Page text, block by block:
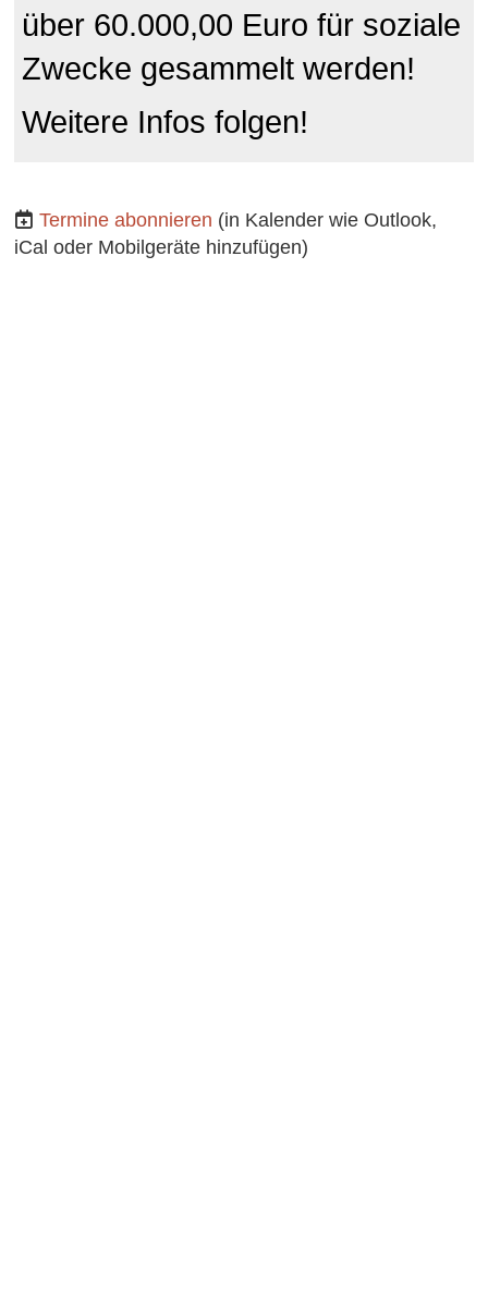
über 60.000,00 Euro für soziale
Zwecke gesammelt werden!
Weitere Infos folgen!
Termine abonnieren (in Kalender wie Outlook,
iCal oder Mobilgeräte hinzufügen)